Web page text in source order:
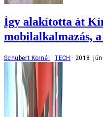
Így alakította át
mobilalkalmazás,
Schubert Kornél TECH 2018.